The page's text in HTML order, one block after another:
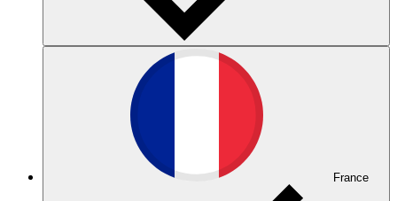
France